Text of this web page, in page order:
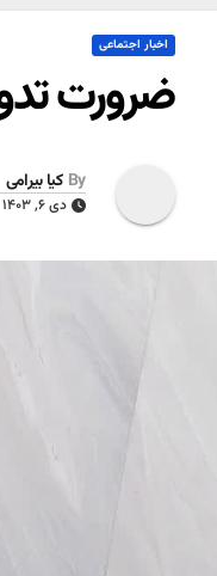
اخبار اجتماعی
ضرورت
By کیا بیرامی
دی ۶, ۱۴۰۳